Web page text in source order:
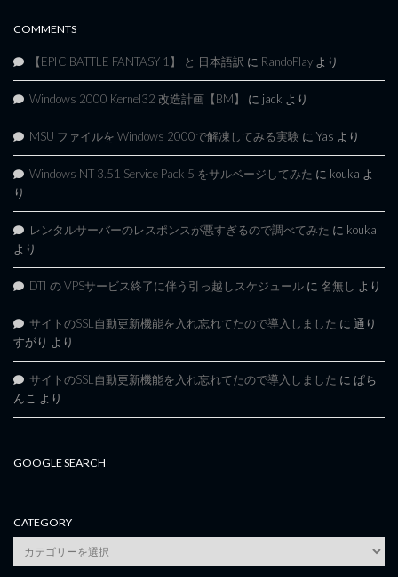
COMMENTS
【EPIC BATTLE FANTASY 1】 と 日本語訳 に RandoPlay より
Windows 2000 Kernel32 改造計画【BM】 に jack より
MSU ファイルを Windows 2000で解凍してみる実験 に Yas より
Windows NT 3.51 Service Pack 5 をサルベージしてみた に kouka よ
り
レンタルサーバーのレスポンスが悪すぎるので調べてみた に kouka
より
DTI の VPSサービス終了に伴う引っ越しスケジュール に 名無し より
サイトのSSL自動更新機能を入れ忘れてたので導入しました に 通り
すがり より
サイトのSSL自動更新機能を入れ忘れてたので導入しました に ぱち
んこ より
GOOGLE SEARCH
CATEGORY
category